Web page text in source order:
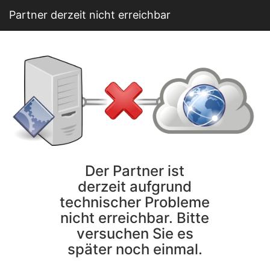
Partner derzeit nicht erreichbar
Der Partner ist
derzeit aufgrund
technischer Probleme
nicht erreichbar. Bitte
versuchen Sie es
später noch einmal.